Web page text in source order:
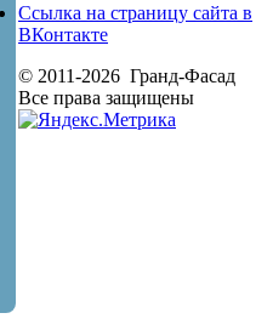
Ссылка на страницу сайта в
ВКонтакте
© 2011-2026 Гранд-Фасад
Все права защищены